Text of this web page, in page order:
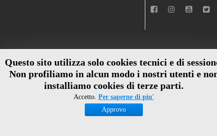
Questo sito utilizza solo cookies tecnici e di
Non profiliamo in alcun modo i nostri utenti e
installiamo cookies di terze parti.
Accetto. Per saperne di piu'
Approvo